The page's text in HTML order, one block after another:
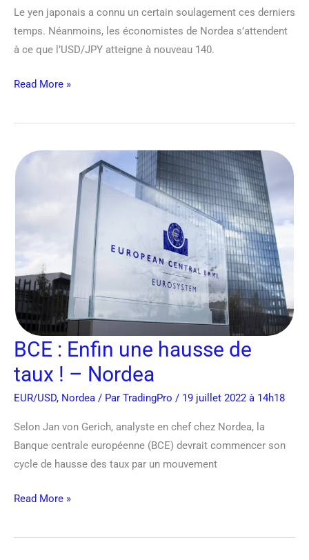
Le yen japonais a connu un certain soulagement ces derniers
temps. Néanmoins, les économistes de Nordea s’attendent
à ce que l’USD/JPY atteigne à nouveau 140.
Read More »
BCE : Enfin une hausse de
taux ! – Nordea
EUR/USD, Nordea / Par TradingPro / 19 juillet 2022 à 14h18
Selon Jan von Gerich, analyste en chef chez Nordea, la
Banque centrale européenne (BCE) devrait commencer son
cycle de hausse des taux par un mouvement
BCE
:
taux
!
Nordea
Read More »